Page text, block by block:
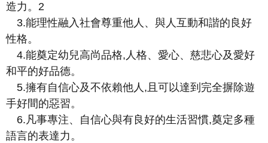
造力。 2
3.能理性融入社會尊重他人、與人互動和諧的良好
性格。
4.能奠定幼兒高尚品格, 人格、愛心、慈悲心及愛好
和平的好品德。
5.擁有自信心及不依賴他人 , 且可以達到完全摒除遊
手好間的惡習。
6.凡事專注、自信心與有良好的生活習慣,奠定多種
語言的表達力。